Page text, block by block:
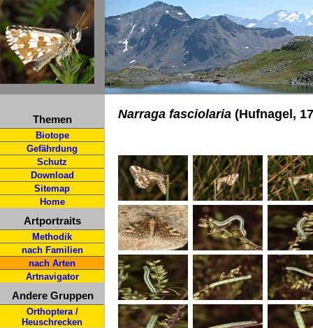
Themen
Biotope
Gefährdung
Schutz
Download
Sitemap
Home
Artportraits
Methodik
nach Familien
nach Arten
Artnavigator
Andere Gruppen
Orthoptera /
Heuschrecken
Narraga fasciolaria (Hufnagel,